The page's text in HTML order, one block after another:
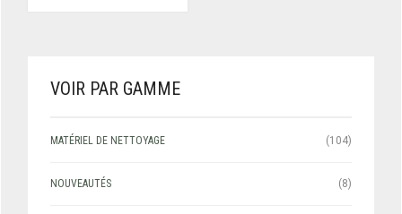
VOIR PAR GAMME
MATÉRIEL DE NETTOYAGE (104)
NOUVEAUTÉS (8)